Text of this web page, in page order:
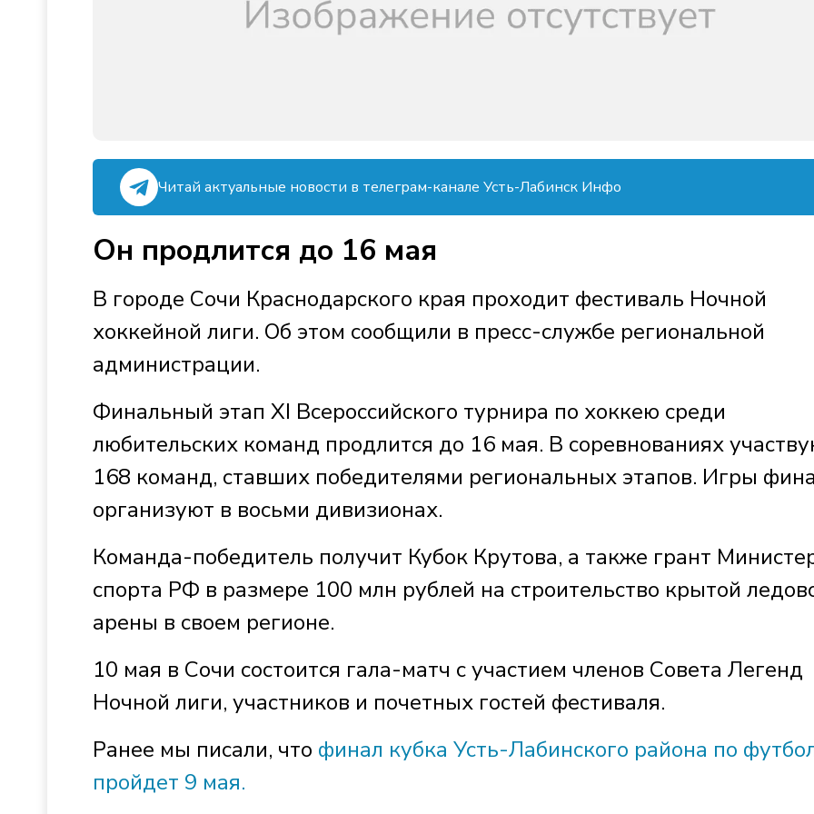
Читай актуальные новости в телеграм-канале Усть-Лабинск Инфо
Он продлится до 16 мая
В городе Сочи Краснодарского края проходит фестиваль Ночной
хоккейной лиги. Об этом сообщили в пресс-службе региональной
администрации.
Финальный этап XI Всероссийского турнира по хоккею среди
любительских команд продлится до 16 мая. В соревнованиях
168 команд, ставших победителями региональных этапов. Игры
организуют в восьми дивизионах.
Команда-победитель получит Кубок Крутова, а также грант
спорта РФ в размере 100 млн рублей на строительство крытой
арены в своем регионе.
10 мая в Сочи состоится гала-матч с участием членов Совета Легенд
Ночной лиги, участников и почетных гостей фестиваля.
Ранее мы писали, что финал кубка Усть-Лабинского района по
пройдет 9 мая.